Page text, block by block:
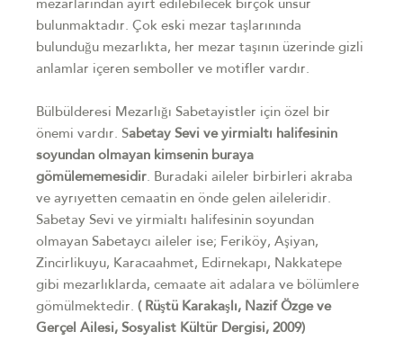
mezarlarından ayırt edilebilecek birçok unsur
bulunmaktadır. Çok eski mezar taşlarınında
bulunduğu mezarlıkta, her mezar taşının üzerinde gizli
anlamlar içeren semboller ve motifler vardır.
Bülbülderesi Mezarlığı Sabetayistler için özel bir
önemi vardır. Sabetay Sevi ve yirmialtı halifesinin
soyundan olmayan kimsenin buraya
gömülememesidir. Buradaki aileler birbirleri akraba
ve ayrıyetten cemaatin en önde gelen aileleridir.
Sabetay Sevi ve yirmialtı halifesinin soyundan
olmayan Sabetaycı aileler ise; Feriköy, Aşiyan,
Zincirlikuyu, Karacaahmet, Edirnekapı, Nakkatepe
gibi mezarlıklarda, cemaate ait adalara ve bölümlere
gömülmektedir. ( Rüştü Karakaşlı, Nazif Özge ve
Gerçel Ailesi, Sosyalist Kültür Dergisi, 2009)